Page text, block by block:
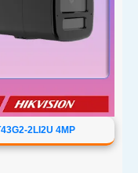
2LI2U 4MP